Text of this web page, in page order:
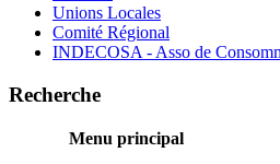
Unions Locales
Comité Régional
INDECOSA - Asso de
Recherche
Menu principal